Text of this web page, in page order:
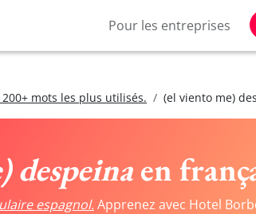
Pour les entreprises
mots les plus utilisés. (el viento me)
despeinaen
espagnol.Apprenez avec Hotel